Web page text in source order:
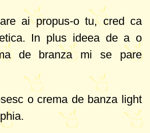
ai propus-o tu, cred ca
In plus ideea de a o
de branza mi se pare
o crema de banza light